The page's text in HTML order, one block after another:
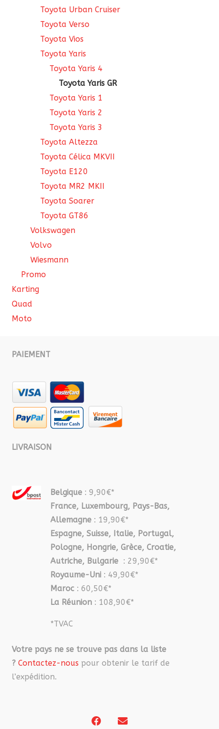
Toyota Urban Cruiser
Toyota Verso
Toyota Vios
Toyota Yaris
Toyota Yaris 4
Toyota Yaris GR
Toyota Yaris 1
Toyota Yaris 2
Toyota Yaris 3
Toyota Altezza
Toyota Célica MKVII
Toyota E120
Toyota MR2 MKII
Toyota Soarer
Toyota GT86
Volkswagen
Volvo
Wiesmann
Promo
Karting
Quad
Moto
PAIEMENT
LIVRAISON
Belgique : 9,90€*
France, Luxembourg, Pays-Bas,
Allemagne : 19,90€*
Espagne, Suisse, Italie, Portugal,
Pologne, Hongrie, Grèce, Croatie,
Autriche, Bulgarie : 29,90€*
Royaume-Uni : 49,90€*
Maroc : 60,50€*
La Réunion : 108,90€*
*TVAC
Votre pays ne se trouve pas dans la liste
? Contactez-nous pour obtenir le tarif de
l’expédition.